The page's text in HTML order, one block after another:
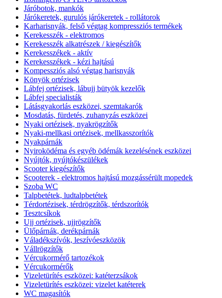
Járóbotok, mankók
Járókeretek, gurulós járókeretek - rollátorok
Karharisnyák, felső végtag kompressziós termékek
Kerekesszék - elektromos
Kerekesszék alkatrészek / kiegészítők
Kerekesszékek - aktív
Kerekesszékek - kézi hajtású
Kompessziós alsó végtag harisnyák
Könyök ortézisek
Lábfej ortézisek, lábujj bütyök kezelők
Lábfej specialisták
Látásgyakorlás eszközei, szemtakarók
Mosdatás, fürdetés, zuhanyzás eszközei
Nyaki ortézisek, nyakrögzítők
Nyaki-mellkasi ortézisek, mellkasszorítók
Nyakpárnák
Nyiroködéma és egyéb ödémák kezelésének eszközei
Nyújtók, nyújtókészülékek
Scooter kiegészítők
Scooterek - elektromos hajtású mozgássérült mopedek
Szoba WC
Talpbetétek, ludtalpbetétek
Térdortézisek, térdrögzítők, térdszorítók
Tesztcsíkok
Ujj ortézisek, ujjrögzítők
Ülőpárnák, derékpárnák
Váladékszívók, leszívóeszközök
Vállrögzítők
Vércukormérő tartozékok
Vércukormérők
Vizeletürítés eszközei: katéterzsákok
Vizeletürítés eszközei: vizelet katéterek
WC magasítók